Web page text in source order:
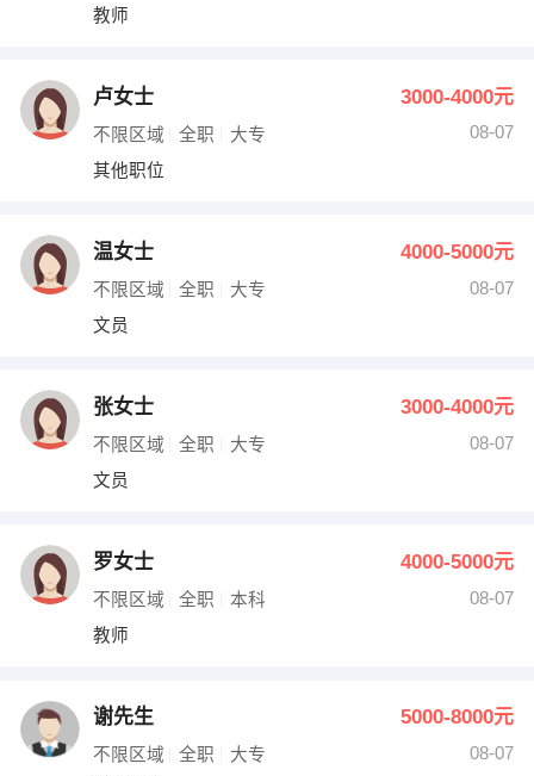
教师
卢女士 3000-4000元
不限区域 全职 大专
08-07
其他职位
温女士 4000-5000元
不限区域 全职 大专
08-07
文员
张女士 3000-4000元
不限区域 全职 大专
08-07
文员
罗女士 4000-5000元
不限区域 全职 本科
08-07
教师
谢先生 5000-8000元
不限区域 全职 大专
08-07